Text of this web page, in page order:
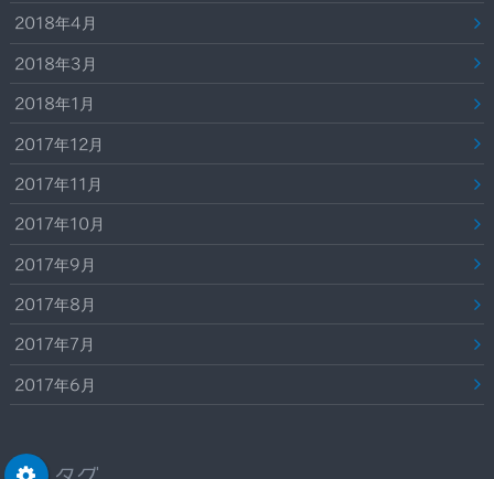
2018年4月
2018年3月
2018年1月
2017年12月
2017年11月
2017年10月
2017年9月
2017年8月
2017年7月
2017年6月